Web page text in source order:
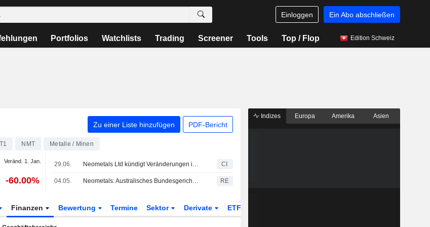
Einloggen Ein Abo abschließen
Portfolios Watchlists Trading Screener Tools Top / Flop Edition Schweiz
Zu einer Liste hinzufügen PDF-Bericht
NMT Metalle / Minen
Veränd. 1. Jan.
-60.00%
29.06. Neometals Ltd kündigt Veränderungen im Verwaltungsrat an, wirksam zum 30. Juni 2026 CI
04.05. Neometals: Australisches Bundesgericht weist Berufung von Reiche ab RE
Finanzen Bewertung Termine Sektor Derivate ETFs
Indizes Europa Amerika Asien